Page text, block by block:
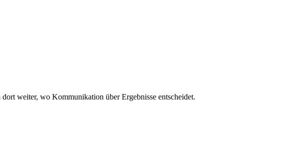
weiter, wo Kommunikation über Ergebnisse entscheidet.